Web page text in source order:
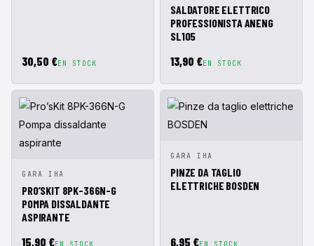
30,50 €EN STOCK
RÁPIDA
CESTA
SALDATORE ELETTRICO
PROFESSIONISTA ANENG
SL105
13,90 €EN STOCK
VISTA
RÁPIDA
CESTA
GARA IHA
PRO’SKIT 8PK-366N-G
POMPA DISSALDANTE
ASPIRANTE
15,90 €
VISTA
RÁPIDA
CESTA
GARA IHA
PINZE DA TAGLIO
ELETTRICHE BOSDEN
6,95 €